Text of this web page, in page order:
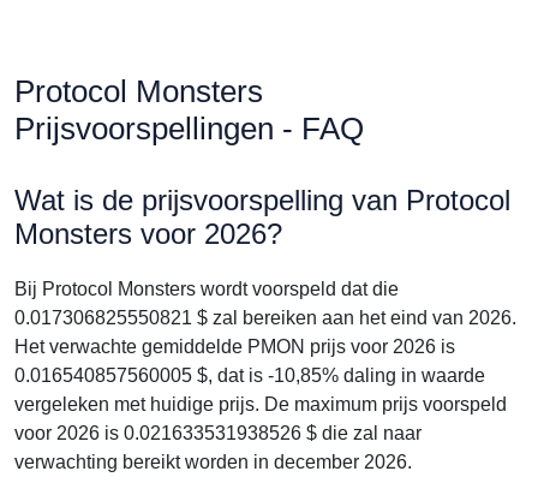
Protocol Monsters
Prijsvoorspellingen - FAQ
Wat is de prijsvoorspelling van Protocol
Monsters voor 2026?
Bij Protocol Monsters wordt voorspeld dat die
0.017306825550821 $ zal bereiken aan het eind van 2026.
Het verwachte gemiddelde PMON prijs voor 2026 is
0.016540857560005 $, dat is -10,85% daling in waarde
vergeleken met huidige prijs. De maximum prijs voorspeld
voor 2026 is 0.021633531938526 $ die zal naar
verwachting bereikt worden in december 2026.